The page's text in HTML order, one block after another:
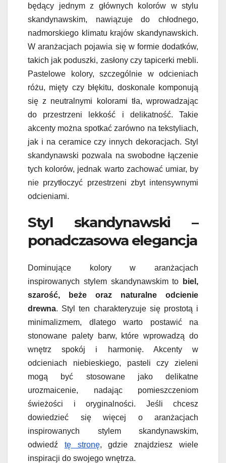
będący jednym z głównych kolorów w stylu
skandynawskim, nawiązuje do chłodnego,
nadmorskiego klimatu krajów skandynawskich.
W aranżacjach pojawia się w formie dodatków,
takich jak poduszki, zasłony czy tapicerki mebli.
Pastelowe kolory, szczególnie w odcieniach
różu, mięty czy błękitu, doskonale komponują
się z neutralnymi kolorami tła, wprowadzając
do przestrzeni lekkość i delikatność. Takie
akcenty można spotkać zarówno na tekstyliach,
jak i na ceramice czy innych dekoracjach. Styl
skandynawski pozwala na swobodne łączenie
tych kolorów, jednak warto zachować umiar, by
nie przytłoczyć przestrzeni zbyt intensywnymi
odcieniami.
Styl skandynawski –
ponadczasowa elegancja
Dominujące kolory w aranżacjach
inspirowanych stylem skandynawskim to
biel,
szarość, beże oraz naturalne odcienie
drewna. Styl ten charakteryzuje się prostotą i
minimalizmem, dlatego warto postawić na
stonowane palety barw, które wprowadzą do
wnętrz spokój i harmonię. Akcenty w
odcieniach niebieskiego, pasteli czy zieleni
mogą być stosowane jako delikatne
urozmaicenie, nadając pomieszczeniom
świeżości i oryginalności. Jeśli chcesz
dowiedzieć się więcej o aranżacjach
inspirowanych stylem skandynawskim,
odwiedź tę stronę, gdzie znajdziesz wiele
inspiracji do swojego wnętrza.